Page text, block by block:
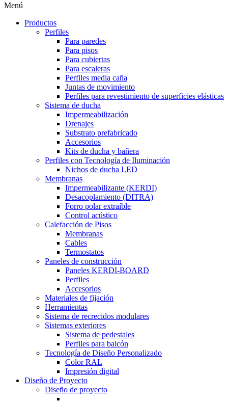
Menú
Productos
Perfiles
Para paredes
Para pisos
Para cubiertas
Para escaleras
Perfiles media caña
Juntas de movimiento
Perfiles para revestimiento de superficies elásticas
Sistema de ducha
Impermeabilización
Drenajes
Substrato prefabricado
Accesorios
Kits de ducha y bañera
Perfiles con Tecnología de Iluminación
Nichos de ducha LED
Membranas
Impermeabilizante (KERDI)
Desacoplamiento (DITRA)
Forro polar extraíble
Control acústico
Calefacción de Pisos
Membranas
Cables
Termostatos
Paneles de construcción
Paneles KERDI-BOARD
Perfiles
Accesorios
Materiales de fijación
Herramientas
Sistema de recrecidos modulares
Sistemas exteriores
Sistema de pedestales
Perfiles para balcón
Tecnología de Diseño Personalizado
Color RAL
Impresión digital
Diseño de Proyecto
Diseño de proyecto